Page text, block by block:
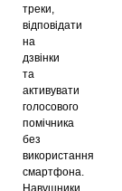
треки,
відповідати
на
дзвінки
та
активувати
голосового
помічника
без
використання
смартфона.
Навушники